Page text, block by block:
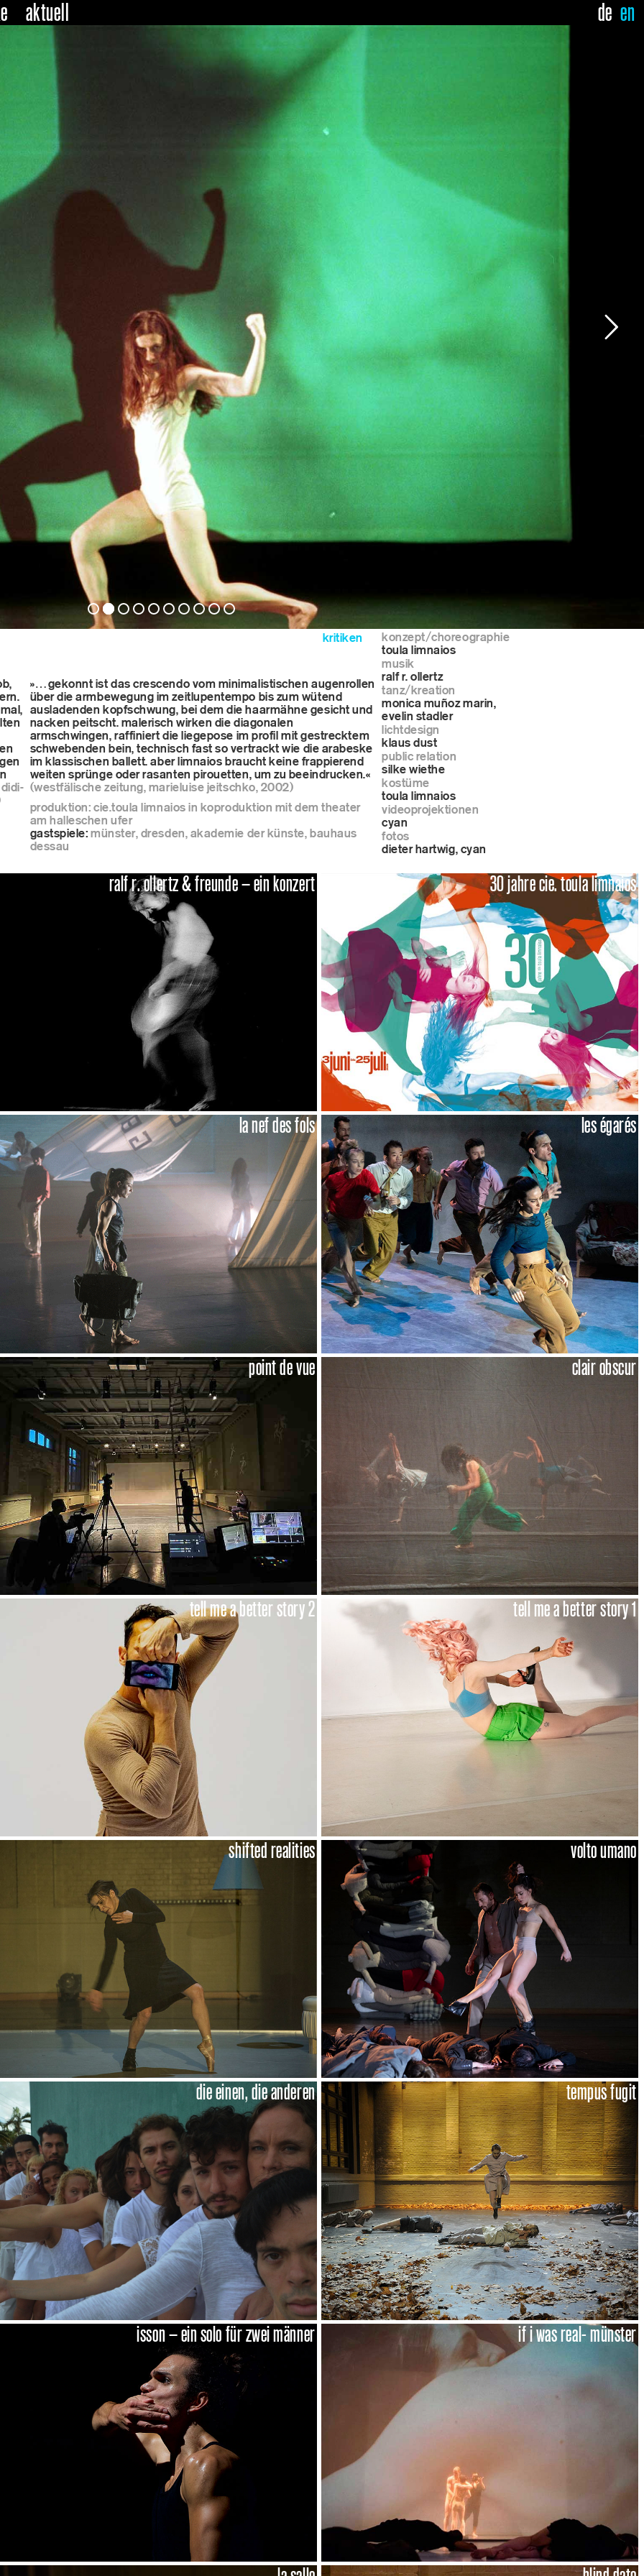
de en
aktuell
programm
kritiken
»…gekonnt ist das crescendo vom minimalistischen augenrollen
über die armbewegung im zeitlupentempo bis zum wütend
ausladenden kopfschwung, bei dem die haarmähne gesicht und
nacken peitscht. malerisch wirken die diagonalen
armschwingen, raffiniert die liegepose im profil mit gestrecktem
schwebenden bein, technisch fast so vertrackt wie die arabeske
im klassischen ballett. aber limnaios braucht keine frappierend
weiten sprünge oder rasanten pirouetten, um zu beeindrucken.«
(westfälische zeitung, marieluise jeitschko, 2002)
produktion: cie.toula limnaios in koproduktion mit dem theater
am halleschen ufer
gastspiele: münster, dresden, akademie der künste, bauhaus
dessau
konzept/choreographie
toula limnaios
musik
ralf r. ollertz
tanz/kreation
monica muñoz marin,
evelin stadler
lichtdesign
klaus dust
public relation
silke wiethe
kostüme
toula limnaios
videoprojektionen
cyan
fotos
dieter hartwig, cyan
ralf r. ollertz & freunde – ein konzert 30 jahre cie. toula limnaios
la nef des fols les égarés
point de vue clair obscur
tell me a better story 2 tell me a better story 1
shifted realities volto umano
die einen, die anderen tempus fugit
isson – ein solo für zwei männer if i was real- münster